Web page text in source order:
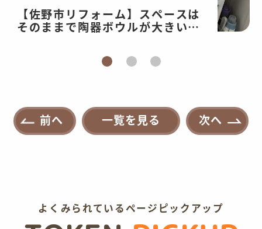
【佐野市リフォーム】スペースは
そのままで陶器ボウルが大きい洗
前へ 一覧を見る 次へ
よくみられているページピックアップ